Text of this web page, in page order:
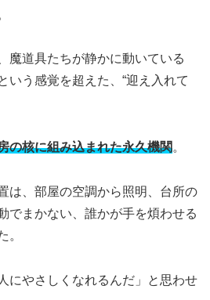
魔道具たちが静かに動いている
う感覚を超えた、“迎え入れて
の核に組み込まれた永久機関。
は、部屋の空調から照明、台所の
でまかない、誰かが手を煩わせる
。
にやさしくなれるんだ」と思わせ